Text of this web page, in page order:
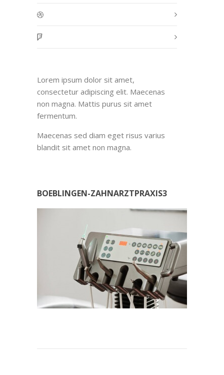
Lorem ipsum dolor sit amet,
consectetur adipiscing elit. Maecenas
non magna. Mattis purus sit amet
fermentum.
Maecenas sed diam eget risus varius
blandit sit amet non magna.
BOEBLINGEN-ZAHNARZTPRAXIS3